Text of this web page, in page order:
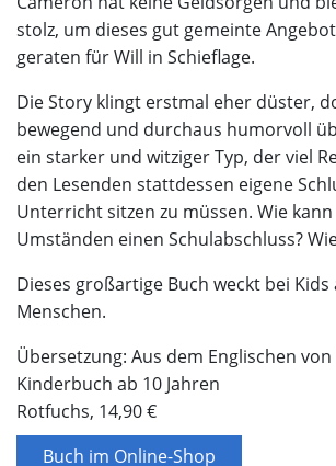
stolz, um dieses gut gemeinte
geraten für Will in Schieflage.
Die Story klingt erstmal eher düster,
bewegend und durchaus humorvoll
ein starker und witziger Typ, der viel
den Lesenden stattdessen eigene
Unterricht sitzen zu müssen. Wie
Umständen einen Schulabschluss?
Dieses großartige Buch weckt bei
Menschen.
Übersetzung: Aus dem Englischen
Kinderbuch ab 10 Jahren
Rotfuchs, 14,90 €
Buch im Online-Shop